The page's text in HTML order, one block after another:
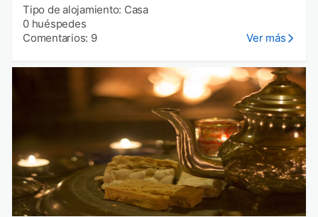
Tipo de alojamiento: Casa
0 huéspedes
Comentarios: 9
Ver más